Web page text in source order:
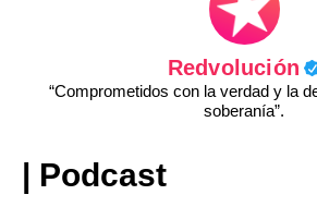
Redvolución
“Comprometidos con la verdad y la
soberanía”.
| Podcast